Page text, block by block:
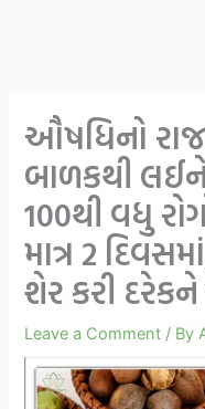
ઔષધિનો
બાળકથી
100થી વધુ
માત્ર 2
શેર કરી
Leave a Comment / By